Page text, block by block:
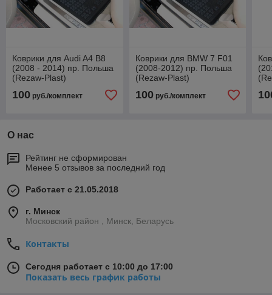
Коврики для Audi A4 B8
(2008 - 2014) пр. Польша
(Rezaw-Plast)
100 руб./комплект
Коврики для BMW 7 F01
(2008-2012) пр. Польша
(Rezaw-Plast)
100руб./комплект
О нас
Рейтинг не сформирован
Менее 5 отзывов за последний год
Работает с 21.05.2018
г. Минск
Московский район , Минск, Беларусь
Контакты
Сегодня работает с 10:00 до 17:00
Показать весь график работы